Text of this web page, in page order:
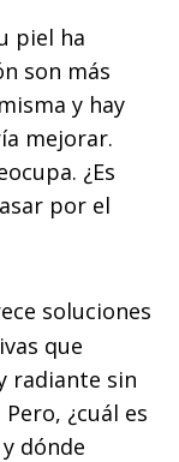
piel ha
son más
y hay
mejorar.
¿Es
por el
soluciones
que
radiante sin
¿cuál es
dónde